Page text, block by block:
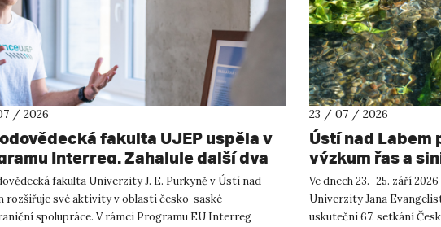
/ 2026
fakulta UJEP uspěla v
Interreg. Zahajuje další dva
projekty se saskými
fakulta Univerzity J. E. Purkyně v Ústí nad
rozšiřuje své aktivity v oblasti česko-saské
spolupráce. V rámci Programu EU Interreg
23 / 07 / 2026
Ústí nad
výzkum řas a
Ve dnech 23.–25. září
Univerzity Jana
uskuteční 67. setkání